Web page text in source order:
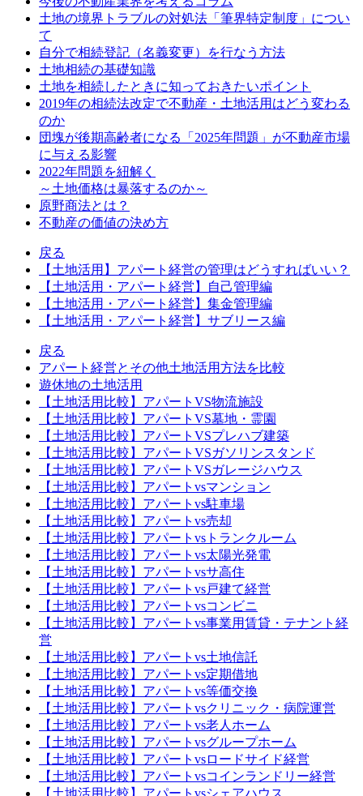
土地の境界トラブルの対処法「筆界特定制度」につい
て
自分で相続登記（名義変更）を行なう方法
土地相続の基礎知識
土地を相続したときに知っておきたいポイント
2019年の相続法改定で不動産・土地活用はどう変わる
のか
団塊が後期高齢者になる「2025年問題」が不動産市場
に与える影響
2022年問題を紐解く
～土地価格は暴落するのか～
原野商法とは？
不動産の価値の決め方
戻る
【土地活用】アパート経営の管理はどうすればいい？
【土地活用・アパート経営】自己管理編
【土地活用・アパート経営】集金管理編
【土地活用・アパート経営】サブリース編
戻る
アパート経営とその他土地活用方法を比較
遊休地の土地活用
【土地活用比較】アパートVS物流施設
【土地活用比較】アパートVS墓地・霊園
【土地活用比較】アパートVSプレハブ建築
【土地活用比較】アパートVSガソリンスタンド
【土地活用比較】アパートVSガレージハウス
【土地活用比較】アパートvsマンション
【土地活用比較】アパートvs駐車場
【土地活用比較】アパートvs売却
【土地活用比較】アパートvsトランクルーム
【土地活用比較】アパートvs太陽光発電
【土地活用比較】アパートvsサ高住
【土地活用比較】アパートvs戸建て経営
【土地活用比較】アパートvsコンビニ
【土地活用比較】アパートvs事業用賃貸・テナント経
営
【土地活用比較】アパートvs土地信託
【土地活用比較】アパートvs定期借地
【土地活用比較】アパートvs等価交換
【土地活用比較】アパートvsクリニック・病院運営
【土地活用比較】アパートvs老人ホーム
【土地活用比較】アパートvsグループホーム
【土地活用比較】アパートvsロードサイド経営
【土地活用比較】アパートvsコインランドリー経営
【土地活用比較】アパートvsシェアハウス